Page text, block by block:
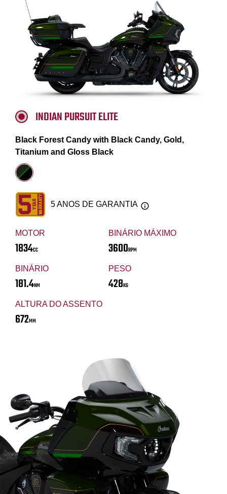
MOTOR
1834CC
BINÁRIO MÁXIMO
3600RPM
BINÁRIO
181.4NM
PESO
428KG
ALTURA DO ASSENTO
672MM
INDIAN PURSUIT ELITE
Black Forest Candy with Black Candy, Gold,
Titanium and Gloss Black
5 ANOS DE GARANTIA